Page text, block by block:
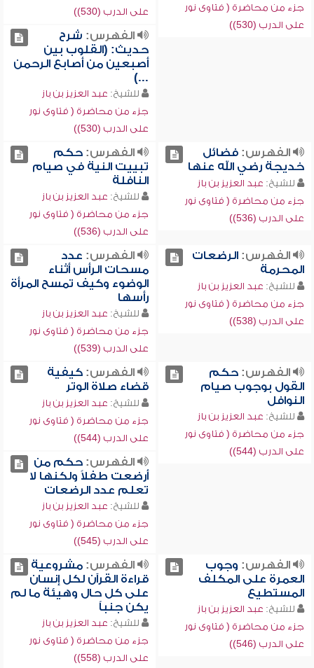
جزء من محاضرة ( فتاوى نور
على الدرب (530))
على الدرب (530))
الفهرس: شرح
حديث: (القلوب بين
أصبعين من أصابع الرحمن
...)
للشيخ: عبد العزيز بن باز
جزء من محاضرة ( فتاوى نور
على الدرب (530))
الفهرس:فضائل
خديجة رضي الله عنها
للشيخ: عبد العزيز بن باز
جزء من محاضرة ( فتاوى نور
على الدرب (536))
الفهرس:حكم
تبييت النية في صيام
النافلة
للشيخ: عبد العزيز بن باز
جزء من محاضرة ( فتاوى نور
على الدرب (536))
الفهرس:الرضعات
المحرمة
للشيخ: عبد العزيز بن باز
جزء من محاضرة ( فتاوى نور
على الدرب (538))
الفهرس: عدد
مسحات الرأس أثناء
الوضوء وكيف تمسح المرأة
رأسها
للشيخ: عبد العزيز بن باز
جزء من محاضرة ( فتاوى نور
على الدرب (539))
الفهرس:حكم
القول بوجوب صيام
النوافل
للشيخ: عبد العزيز بن باز
جزء من محاضرة ( فتاوى نور
على الدرب (544))
الفهرس:كيفية
قضاء صلاة الوتر
للشيخ: عبد العزيز بن باز
جزء من محاضرة ( فتاوى نور
على الدرب (544))
الفهرس:حكم من
أرضعت طفلاً ولكنها لا
تعلم عدد الرضعات
للشيخ: عبد العزيز بن باز
جزء من محاضرة ( فتاوى نور
على الدرب (545))
الفهرس: وجوب
العمرة على المكلف
المستطيع
للشيخ: عبد العزيز بن باز
جزء من محاضرة ( فتاوى نور
على الدرب (546))
الفهرس:مشروعية
قراءة القرآن لكل إنسان
على كل حال وهيئة ما لم
يكن جنباً
للشيخ: عبد العزيز بن باز
جزء من محاضرة ( فتاوى نور
على الدرب (558))